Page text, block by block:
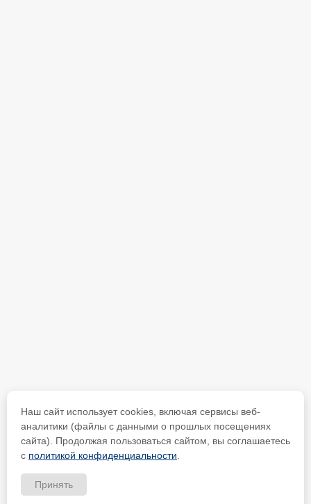
Наш сайт использует cookies, включая сервисы веб-
аналитики (файлы с данными о прошлых посещениях
сайта). Продолжая пользоваться сайтом, вы соглашаетесь
с политикой конфиденциальности
Принять